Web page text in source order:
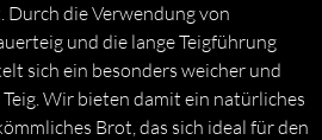
Durch die Verwendung von
und die lange Teigführung
sich ein besonders weicher und
Wir bieten damit ein natürliches
Brot, das sich ideal für den